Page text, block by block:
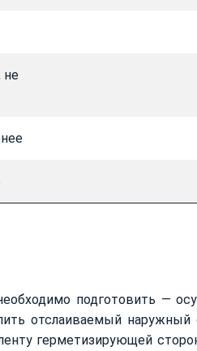
не
подготовить —
отслаиваемый
герметизирующей